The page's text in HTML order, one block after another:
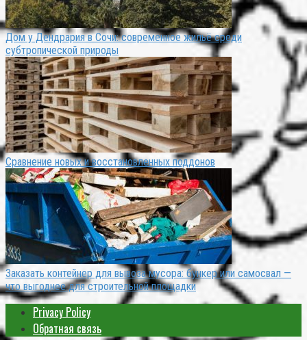
Дом у Дендрария в Сочи: современное жильё среди
субтропической природы
Сравнение новых и восстановленных поддонов
Заказать контейнер для вывоза мусора: бункер или самосвал —
что выгоднее для строительной площадки
Privacy Policy
Обратная связь